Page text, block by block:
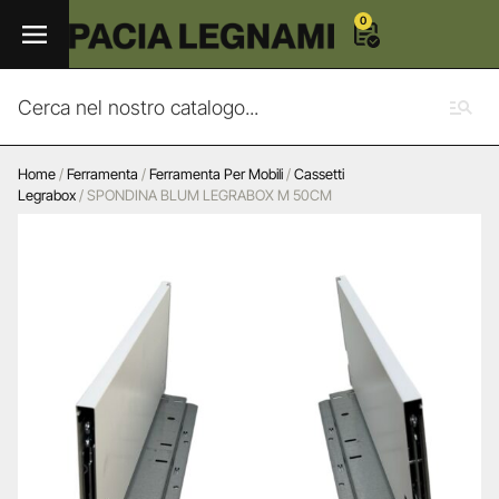
0
Home/Ferramenta /Ferramenta Per Mobili/Cassetti
Legrabox/ SPONDINA BLUM LEGRABOX M 50CM